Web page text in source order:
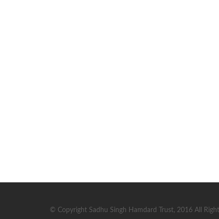
© Copyright Sadhu Singh Hamdard Trust, 2016 All